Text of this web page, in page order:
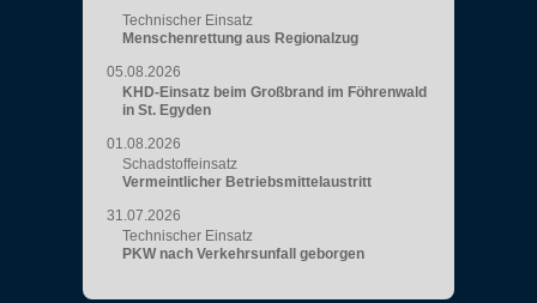
Technischer Einsatz
Menschenrettung aus Regionalzug
05.08.2026
KHD-Einsatz beim Großbrand im Föhrenwald
in St. Egyden
01.08.2026
Schadstoffeinsatz
Vermeintlicher Betriebsmittelaustritt
31.07.2026
Technischer Einsatz
PKW nach Verkehrsunfall geborgen